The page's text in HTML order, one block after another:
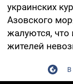
украинских
Азовского
жалуются, что
жителей